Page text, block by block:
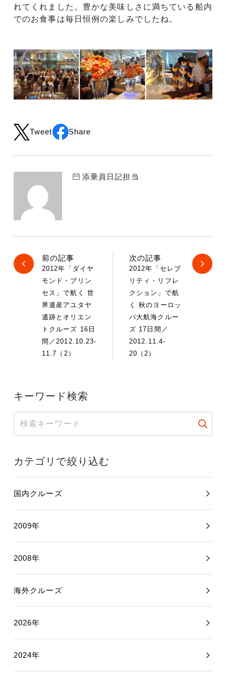
れてくれました。豊かな美味しさに満ちている船内
でのお食事は毎日恒例の楽しみでしたね。
Tweet Share
添乗員日記担当
前の記事
2012年「ダイヤ
モンド・プリン
セス」で航く 世
界遺産アユタヤ
遺跡とオリエン
トクルーズ 16日
間／2012.10.23-
11.7（2）
次の記事
2012年「セレブ
リティ・リフレ
クション」で航
く 秋のヨーロッ
パ大航海クルー
ズ 17日間／
2012.11.4-
20（2）
キーワード検索
カテゴリで絞り込む
国内クルーズ
2009年
2008年
海外クルーズ
2026年
2024年